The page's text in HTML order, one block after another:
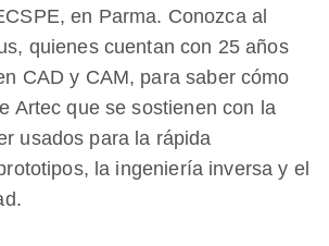
en Parma. Conozca al
quienes cuentan con 25 años
CAD y CAM, para saber cómo
Artec que se sostienen con la
usados para la rápida
la ingeniería inversa y el